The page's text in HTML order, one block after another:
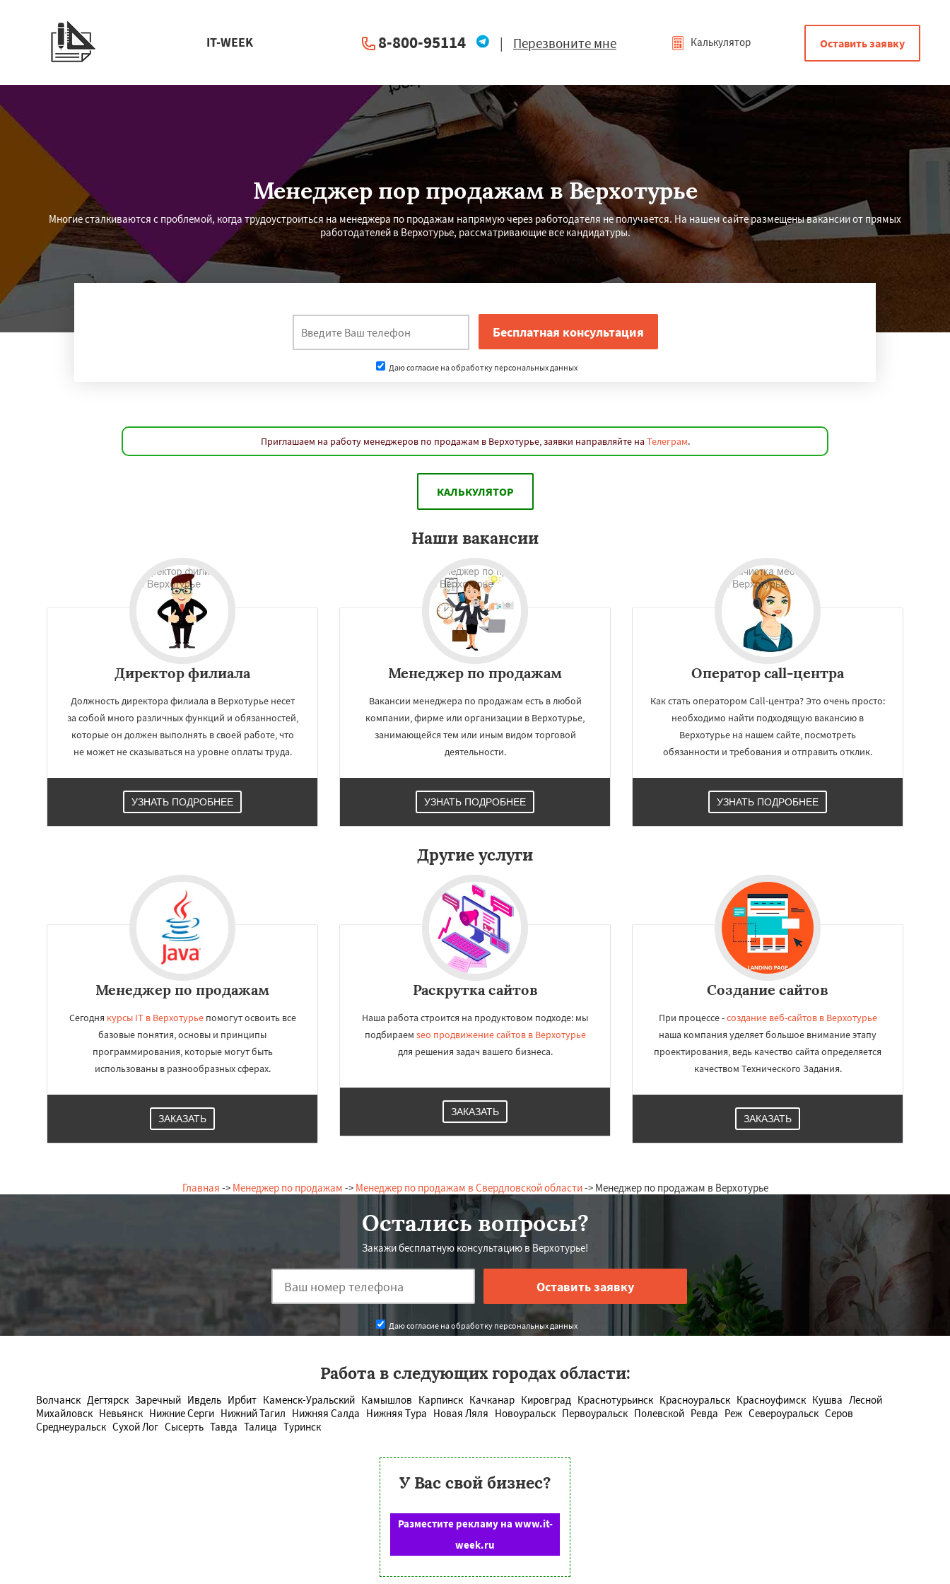
Волчанск Дегтярск Заречный Ивдель
Ирбит
Карпинск
Качканар
Кировград
Краснотурьинск
Михайловск Невьянск Нижние Серги
Нижний Тагил
Нижняя Тура
Новоуральск
Первоуральск Полевской Ревда Реж
IT-WEEK 8-800-95114 | Перезвоните мне Калькулятор Оставить заявку
Менеджер пор продажам в Верхотурье
Многие сталкиваются с проблемой, когда трудоустроиться на менеджера по продажам напрямую через работодателя не получается. На нашем сайте размещены вакансии от прямых
работодателей в Верхотурье, рассматривающие все кандидатуры.
Даю согласие на обработку персональных данных
Приглашаем на работу менеджеров по продажам в Верхотурье, заявки направляйте на Телеграм.
КАЛЬКУЛЯТОР
Наши вакансии
Директор филиала
Должность директора филиала в Верхотурье несет
за собой много различных функций и обязанностей,
которые он должен выполнять в своей работе, что
не может не сказываться на уровне оплаты труда.
УЗНАТЬ ПОДРОБНЕЕ
Менеджер по продажам
Вакансии менеджера по продажам есть в любой
компании, фирме или организации в Верхотурье,
занимающейся тем или иным видом торговой
деятельности.
УЗНАТЬ ПОДРОБНЕЕ
Оператор call-центра
Как стать оператором Call-центра? Это очень просто:
необходимо найти подходящую вакансию в
Верхотурье на нашем сайте, посмотреть
обязанности и требования и отправить отклик.
УЗНАТЬ ПОДРОБНЕЕ
Другие услуги
Менеджер по продажам
Сегодня курсы IT в Верхотурьепомогут освоить все
базовые понятия, основы и принципы
программирования, которые могут быть
использованы в разнообразных сферах.
ЗАКАЗАТЬ
Раскрутка сайтов
Наша работа строится на продуктовом подходе: мы
подбираем seo продвижение сайтов в Верхотурье
для решения задач вашего бизнеса.
ЗАКАЗАТЬ
Создание сайтов
При процессе -создание веб-сайтов в Верхотурье
наша компания уделяет большое внимание этапу
проектирования, ведь качество сайта определяется
качеством Технического Задания.
ЗАКАЗАТЬ
Главная -> Менеджер по продажам -> Менеджер по продажам в Свердловской области-> Менеджер по продажам в Верхотурье
Остались вопросы?
Закажи бесплатную консультацию в Верхотурье!
Даю согласие на обработку персональных данных
Работа в следующих городах области:
Волчанск Дегтярск Заречный Ивдель Ирбит Каменск-Уральский Камышлов Карпинск Качканар Кировград Краснотурьинск Красноуральск Красноуфимск Кушва Лесной
Михайловск Невьянск Нижние Серги Нижний Тагил Нижняя Салда Нижняя Тура Новая Ляля Новоуральск Первоуральск Полевской Ревда Реж Североуральск Серов
Среднеуральск Сухой Лог Сысерть Тавда Талица Туринск
У Вас свой бизнес?
Разместите рекламу на www.it-
week.ru